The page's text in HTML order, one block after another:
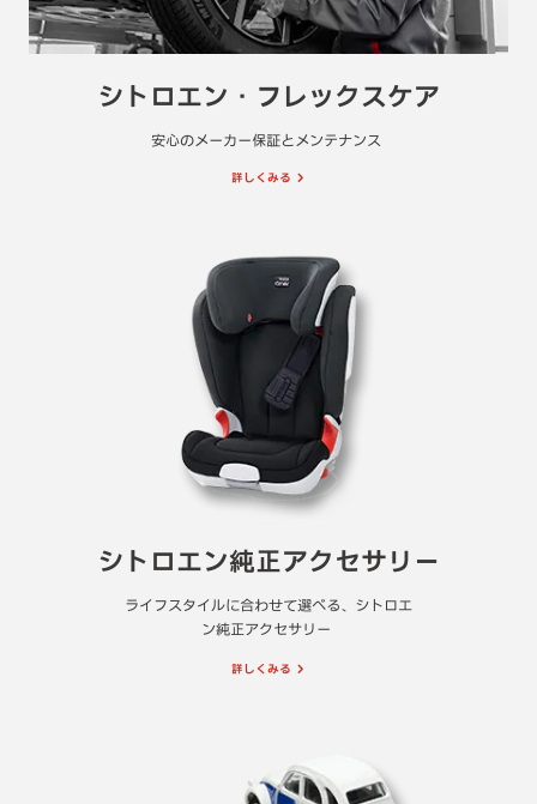
シトロエン・フレックスケア
安心のメーカー保証とメンテナンス
詳しくみる
シトロエン純正アクセサリー
ライフスタイルに合わせて選べる、シトロエ
ン純正アクセサリー
詳しくみる